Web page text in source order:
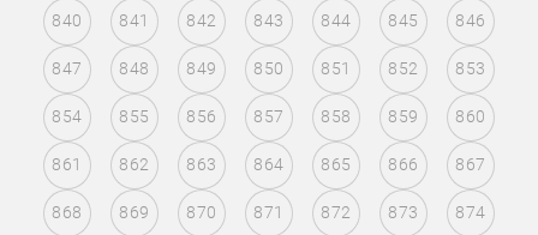
840 841 842 843 844 845 846
847 848 849 850 851 852 853
854 855 856 857 858 859 860
861 862 863 864 865 866 867
868 869 870 871 872 873 874